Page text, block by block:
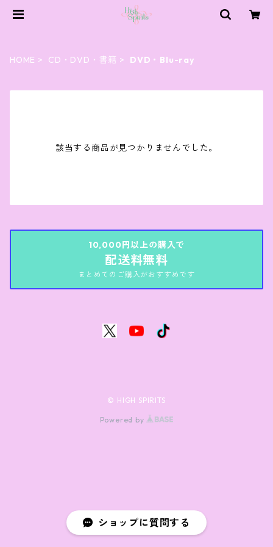
HOME CD・DVD・書籍 DVD・Blu-ray
該当する商品が見つかりませんでした。
10,000円以上の購入で
配送料無料
まとめてのご購入がおすすめです
© HIGH SPIRITS
Powered by
ショップに質問する